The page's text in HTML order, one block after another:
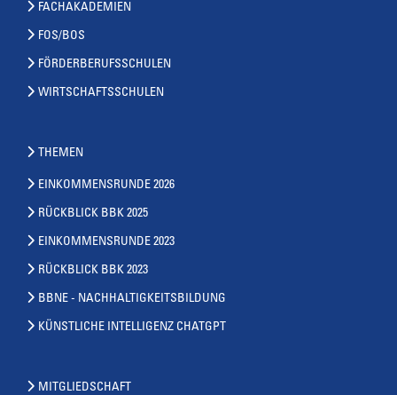
FACHAKADEMIEN
FOS/BOS
FÖRDERBERUFSSCHULEN
WIRTSCHAFTSSCHULEN
THEMEN
EINKOMMENSRUNDE 2026
RÜCKBLICK BBK 2025
EINKOMMENSRUNDE 2023
RÜCKBLICK BBK 2023
BBNE - NACHHALTIGKEITSBILDUNG
KÜNSTLICHE INTELLIGENZ CHATGPT
MITGLIEDSCHAFT